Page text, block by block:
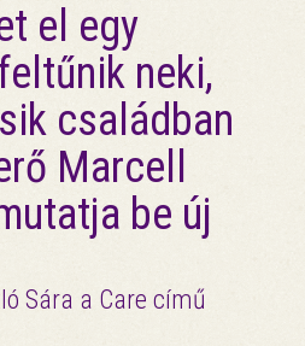
el egy
neki,
családban
Marcell
be új
Sára a Care című